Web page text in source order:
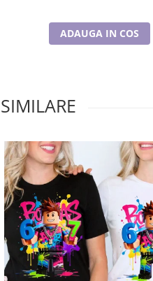
ADAUGA IN COS